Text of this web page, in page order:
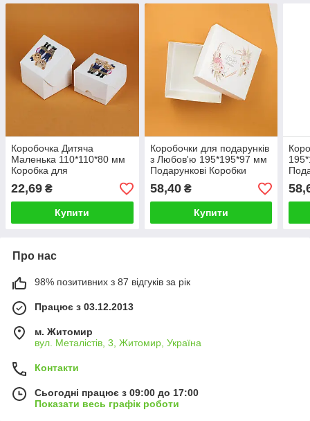
Коробочка Дитяча
Маленька 110*110*80 мм
Коробка для
романтичного подарунка з
любов’ю
22,69 ₴
Купити
Коробочки для подарунків
з Любов'ю 195*195*97 мм
Подарункові Коробки
серце
58,40₴
Купити
Про нас
98% позитивних з 87 відгуків за рік
Працює з 03.12.2013
м. Житомир
вул. Металістів, 3, Житомир, Україна
Контакти
Сьогодні працює з 09:00 до 17:00
Показати весь графік роботи